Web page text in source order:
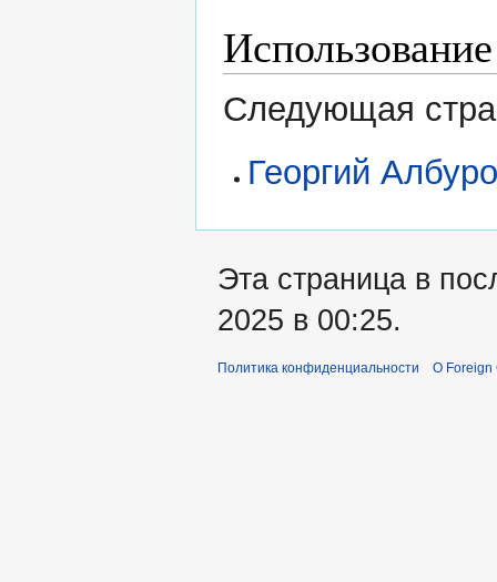
Следующая
Георгий
Эта страница в
2025 в 00:25.
Политика конфиденциальности О Foreign